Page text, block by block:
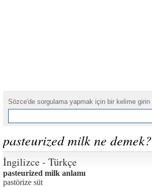
Sözce'de sorgulama yapmak için bir kelime girin
pasteurized milk ne demek?
İngilizce - Türkçe
pasteurized milk anlamı
pastörize süt